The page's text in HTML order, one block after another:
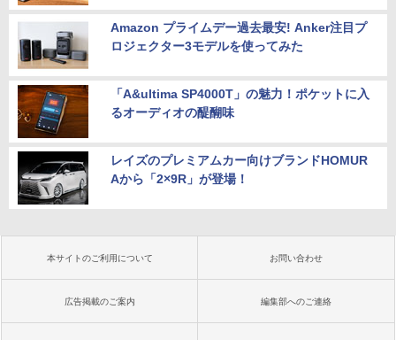
Amazon プライムデー過去最安! Anker注目プ
ロジェクター3モデルを使ってみた
「A&ultima SP4000T」の魅力！ポケットに入
るオーディオの醍醐味
レイズのプレミアムカー向けブランドHOMUR
Aから「2×9R」が登場！
本サイトのご利用について お問い合わせ
広告掲載のご案内 編集部へのご連絡